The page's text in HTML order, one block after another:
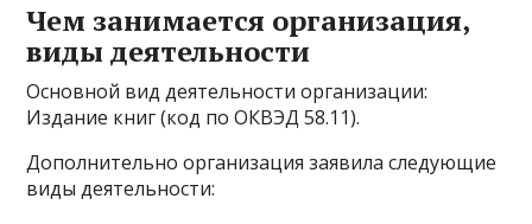
Чем занимается организация,
виды деятельности
Основной вид деятельности организации:
Издание книг (код по ОКВЭД 58.11).
Дополнительно организация заявила следующие
виды деятельности: